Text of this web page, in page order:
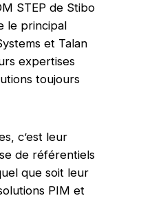
STEP de Stibo
le principal
et Talan
expertises
toujours
c’est leur
de référentiels
que soit leur
PIM et